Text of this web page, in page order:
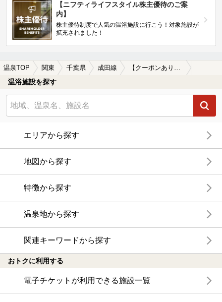
【ニフティライフスタイル株主優待のご案
内】
株主優待制度で人気の温浴施設に行こう！対象施設が
拡充されました！
温泉TOP 関東 千葉県 成田線 【クーポンあり】朝風呂に入れる成田線周辺の温泉、日帰り温泉、スーパー銭湯を探す
温浴施設を探す
エリアから探す
地図から探す
特徴から探す
温泉地から探す
関連キーワードから探す
おトクに利用する
電子チケットが利用できる施設一覧